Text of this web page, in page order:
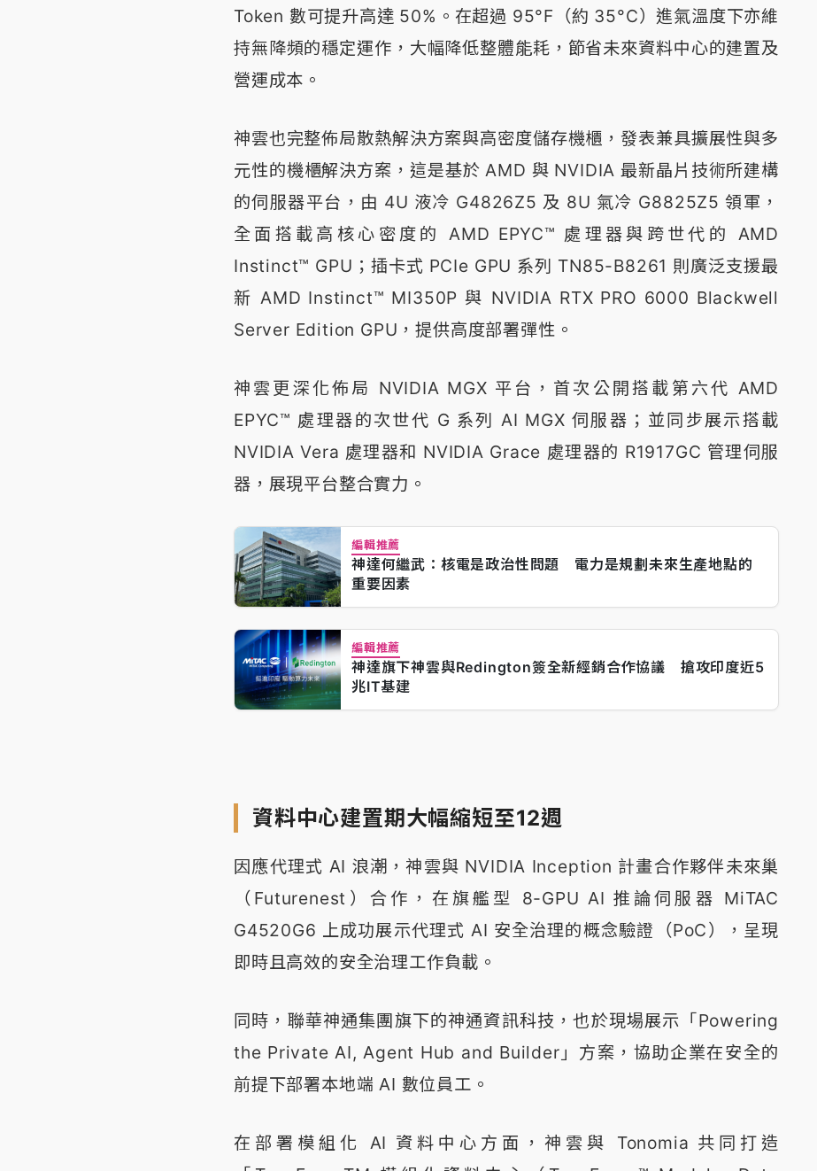
Token 數可提升高達 50%。在超過 95°F（約 35°C）進氣溫度下亦維
持無降頻的穩定運作，大幅降低整體能耗，節省未來資料中心的建置及
營運成本。
神雲也完整佈局散熱解決方案與高密度儲存機櫃，發表兼具擴展性與多
元性的機櫃解決方案，這是基於 AMD 與 NVIDIA 最新晶片技術所建構
的伺服器平台，由 4U 液冷 G4826Z5 及 8U 氣冷 G8825Z5 領軍，
全面搭載高核心密度的 AMD EPYC™ 處理器與跨世代的 AMD
Instinct™ GPU；插卡式 PCIe GPU 系列 TN85-B8261 則廣泛支援最
新 AMD Instinct™ MI350P 與 NVIDIA RTX PRO 6000 Blackwell
Server Edition GPU，提供高度部署彈性。
神雲更深化佈局 NVIDIA MGX 平台，首次公開搭載第六代 AMD
EPYC™ 處理器的次世代 G 系列 AI MGX 伺服器；並同步展示搭載
NVIDIA Vera 處理器和 NVIDIA Grace 處理器的 R1917GC 管理伺服
器，展現平台整合實力。
編輯推薦
神達何繼武：核電是政治性問題 電力是規劃未來生產地點的
重要因素
編輯推薦
神達旗下神雲與Redington簽全新經銷合作協議 搶攻印度近5
兆IT基建
資料中心建置期大幅縮短至12週
因應代理式 AI 浪潮，神雲與 NVIDIA Inception 計畫合作夥伴未來巢
（Futurenest）合作，在旗艦型 8-GPU AI 推論伺服器 MiTAC
G4520G6 上成功展示代理式 AI 安全治理的概念驗證（PoC），呈現
即時且高效的安全治理工作負載。
同時，聯華神通集團旗下的神通資訊科技，也於現場展示「Powering
the Private AI, Agent Hub and Builder」方案，協助企業在安全的
前提下部署本地端 AI 數位員工。
在部署模組化 AI 資料中心方面，神雲與 Tonomia 共同打造